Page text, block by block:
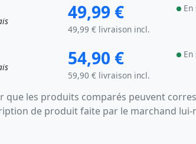
49,99 €
49,99 € livraison incl.
En
54,90 €
59,90 € livraison incl.
En
que les produits comparés peuvent
de produit faite par le marchand lui-